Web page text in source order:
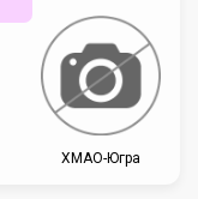
ХМАО-Югра